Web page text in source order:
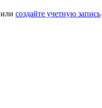
или создайте учетную запись